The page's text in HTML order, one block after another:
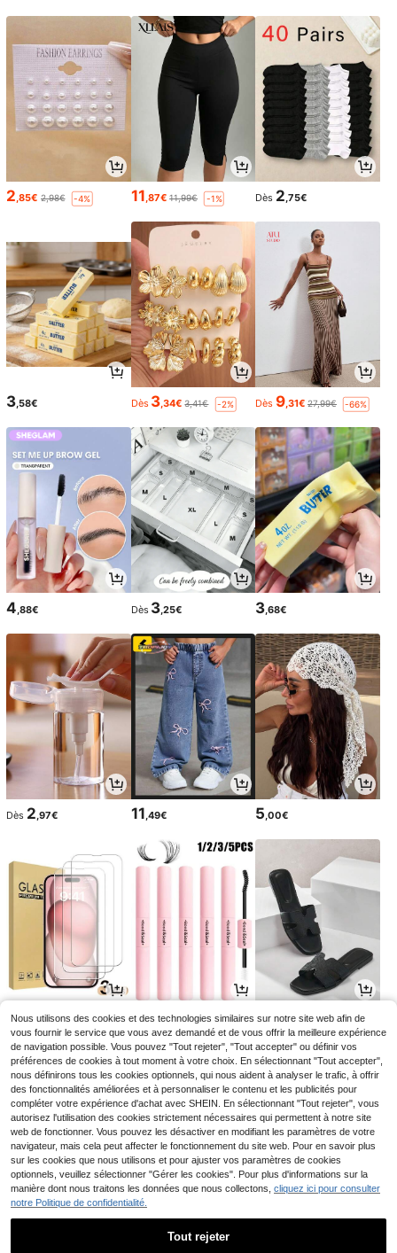
2,85€ 2,98€ -4% 11,87€ 11,99€ -1% Dès 2,75€
3,58€ Dès 3,34€ 3,41€ -2% Dès 9,31€ 27,99€ -66%
4 ,88€ Dès 3 ,25€ 3 ,68€
Dès 2,97€ 11,49€ 5,00€
Dès3 ,98€ Dès3,25€ 13 ,38€
21
Nous utilisons des cookies et des technologies similaires sur notre site web afin de
vous fournir le service que vous avez demandé et de vous offrir la meilleure expérience
de navigation possible. Vous pouvez "Tout rejeter", "Tout accepter" ou définir vos
préférences de cookies à tout moment à votre choix. En sélectionnant "Tout accepter",
nous définirons tous les cookies optionnels, qui nous aident à analyser le trafic, à offrir
des fonctionnalités améliorées et à personnaliser le contenu et les publicités pour
compléter votre expérience d'achat avec SHEIN. En sélectionnant "Tout rejeter", vous
autorisez l'utilisation des cookies strictement nécessaires qui permettent à notre site
web de fonctionner. Vous pouvez les désactiver en modifiant les paramètres de votre
navigateur, mais cela peut affecter le fonctionnement du site web. Pour en savoir plus
sur les cookies que nous utilisons et pour ajuster vos paramètres de cookies
optionnels, veuillez sélectionner "Gérer les cookies". Pour plus d'informations sur la
manière dont nous traitons les données que nous collectons, cliquez ici pour consulter
notre Politique de confidentialité.
Tout rejeter